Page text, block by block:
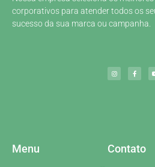
corporativos para atender todos os
sucesso da sua marca ou campanha.
Menu Contato